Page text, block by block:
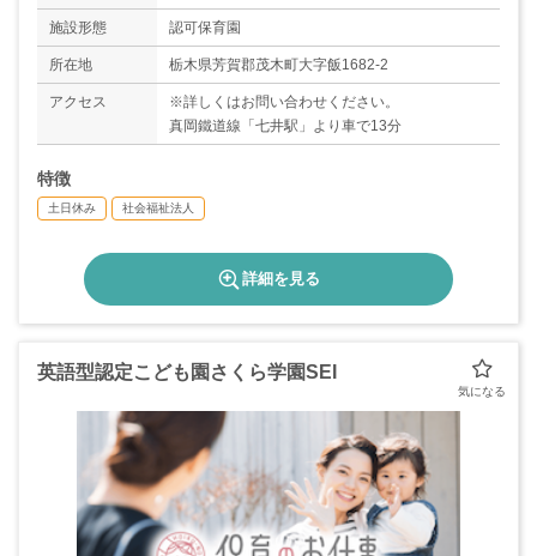
◇有給休暇（6ヶ月経過後10日）
◇年間休日113日
施設形態 認可保育園
所在地 栃木県芳賀郡茂木町大字飯1682-2
アクセス
※詳しくはお問い合わせください。
真岡鐵道線「七井駅」より車で13分
特徴
土日休み 社会福祉法人
詳細を見る
英語型認定こども園さくら学園SEI